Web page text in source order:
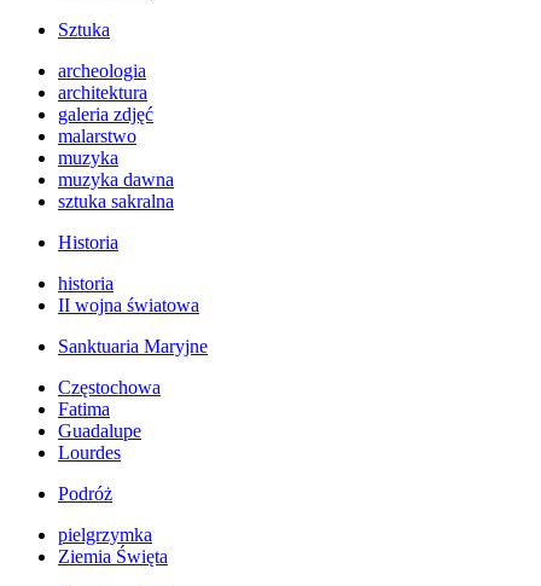
Sztuka
archeologia
architektura
galeria zdjęć
malarstwo
muzyka
muzyka dawna
sztuka sakralna
Historia
historia
II wojna światowa
Sanktuaria Maryjne
Częstochowa
Fatima
Guadalupe
Lourdes
Podróż
pielgrzymka
Ziemia Święta